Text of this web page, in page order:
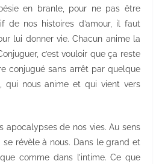
en branle, pour ne pas être
de nos histoires d’amour, il faut
lui donner vie. Chacun anime la
c’est vouloir que ça reste
conjugué sans arrêt par quelque
qui nous anime et qui vient vers
apocalypses de nos vies. Au sens
révèle à nous. Dans le grand et
comme dans l’intime. Ce que